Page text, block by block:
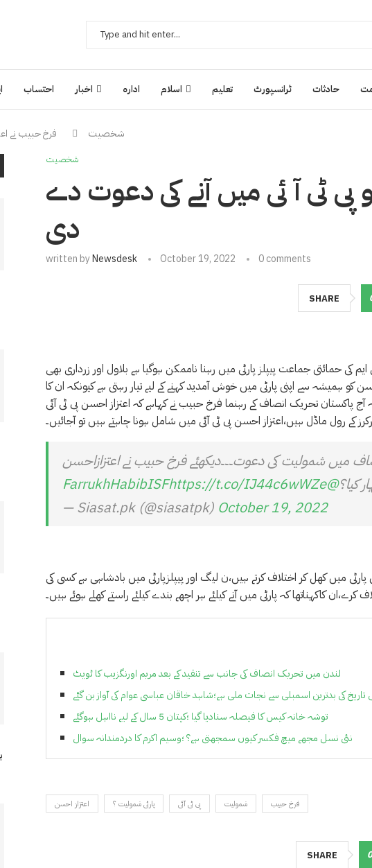
احتساب اخبار ادارہ اسلام تعلیم ٹرانسپورٹ حادثات
شخصیت فرخ حبیب نے
شخصیت
ٹی آ ئی میں آنے کی دعوت دے
دی
written byNewsdesk October 19, 2022 0 comments
SHARE
حمائتی جماعت پیپلز پارٹی میں رہنا ناممکن ہوگیا ہے بلاول اور زرداری بھی
ہمیشہ سے اپنی پارٹی میں خوش آمدید کہنے کے لیے تیار رہتی ہے کیونکہ ان کا
آج پاکستان تحریک انصاف کے رہنما فرخ حبیب نے کہاہے کہ اعتزاز احسن پی ٹی آئی
کے رول ماڈل ہیں،اعتزاز احسن پی ٹی آئی میں شامل ہونا چاہتے ہیں تو آجائیں۔
میں شمولیت کی دعوت۔۔۔دیکھئے فرخ حبیب نے اعتزازاحسن
کیا؟@FarrukhHabibISF
https://t.co/IJ44c6wWZe
— Siasat.pk (@siasatpk) October 19, 2022
میں کھل کر اختلاف کرتے ہیں،ن لیگ اور پیپلزپارٹی میں بادشاہی ہے کسی کی
کاکہناتھا کہ پارٹی میں آنے کیلئے ہر اچھے بندے کیلئے راستے کھلے ہوئے ہیں۔
لندن میں تحریک انصاف کی جانب سے تنقید کے بعد مریم اورنگزیب کا ٹویٹ
کی بدترین اسمبلی سے نجات ملی ہے؛شاہد خاقان عباسی عوام کی آواز بن گئے
توشہ خانہ کیس کا فیصلہ سنادیا گیا ؛کپتان 5 سال کے لیے نااہل ہوگئے
نئی نسل مجھے میچ فکسر کیوں سمجھتی ہے؟ ؛وسیم اکرم کا دردمندانہ سوال
اعتزاز احسن پارٹی شمولیت ؟ پی ٹی آئی شمولیت فرخ حبیب
SHARE 0